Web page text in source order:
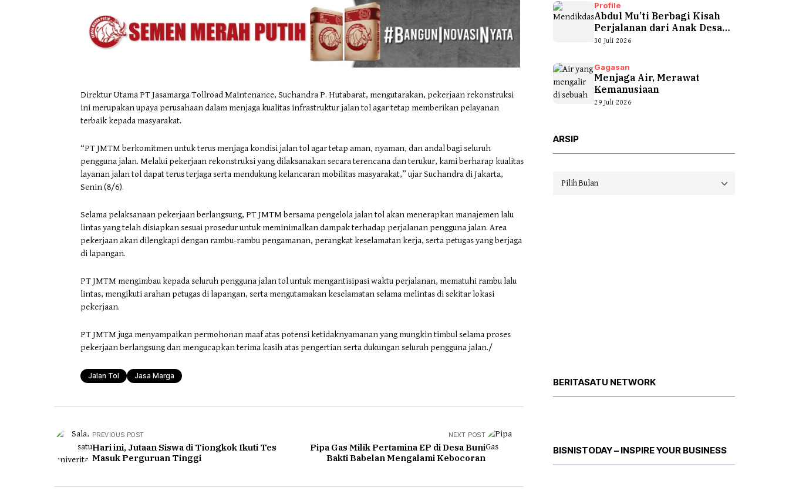
Direktur Utama PT Jasamarga Tollroad Maintenance, Suchandra P. Hutabarat, mengutarakan, pekerjaan rekonstruksi
ini merupakan upaya perusahaan dalam menjaga kualitas infrastruktur jalan tol agar tetap memberikan pelayanan
terbaik kepada masyarakat.
“PT JMTM berkomitmen untuk terus menjaga kondisi jalan tol agar tetap aman, nyaman, dan andal bagi seluruh
pengguna jalan. Melalui pekerjaan rekonstruksi yang dilaksanakan secara terencana dan terukur, kami berharap kualitas
layanan jalan tol dapat terus terjaga serta mendukung kelancaran mobilitas masyarakat,” ujar Suchandra di Jakarta,
Senin (8/6).
Selama pelaksanaan pekerjaan berlangsung, PT JMTM bersama pengelola jalan tol akan menerapkan manajemen lalu
lintas yang telah disiapkan sesuai prosedur untuk meminimalkan dampak terhadap perjalanan pengguna jalan. Area
pekerjaan akan dilengkapi dengan rambu-rambu pengamanan, perangkat keselamatan kerja, serta petugas yang berjaga
di lapangan.
PT JMTM mengimbau kepada seluruh pengguna jalan tol untuk mengantisipasi waktu perjalanan, mematuhi rambu lalu
lintas, mengikuti arahan petugas di lapangan, serta mengutamakan keselamatan selama melintas di sekitar lokasi
pekerjaan.
PT JMTM juga menyampaikan permohonan maaf atas potensi ketidaknyamanan yang mungkin timbul selama proses
pekerjaan berlangsung dan mengucapkan terima kasih atas pengertian serta dukungan seluruh pengguna jalan./
Jalan Tol Jasa Marga
PREVIOUS POST
Hari ini, Jutaan Siswa di Tiongkok Ikuti Tes
Masuk Perguruan Tinggi
NEXT POST
Pipa Gas Milik Pertamina EP di Desa Buni
Bakti Babelan Mengalami Kebocoran
Profile
Abdul Mu’ti Berbagi Kisah
Perjalanan dari Anak Desa
hingga...
30 Juli 2026
Gagasan
Menjaga Air, Merawat
Kemanusiaan
29 Juli 2026
ARSIP
Arsip
BERITASATU NETWORK
BISNISTODAY – INSPIRE YOUR BUSINESS